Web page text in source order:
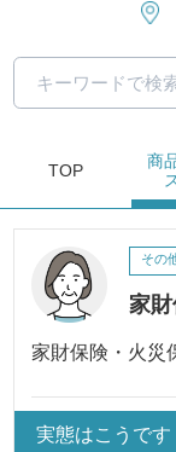
TOP
商
家
その
家財保険・火災
実態はこうです